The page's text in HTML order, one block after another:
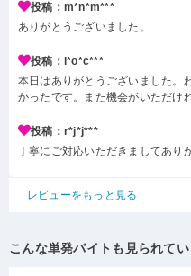
投稿：m*n*m***
ありがとうございました。
投稿：i*o*c***
本日はありがとうございました。
かったです。また機会がいただけ
投稿：r*j*j***
丁寧にご対応いただきましてあり
レビューをもっと見る
こんな単発バイトも見られて